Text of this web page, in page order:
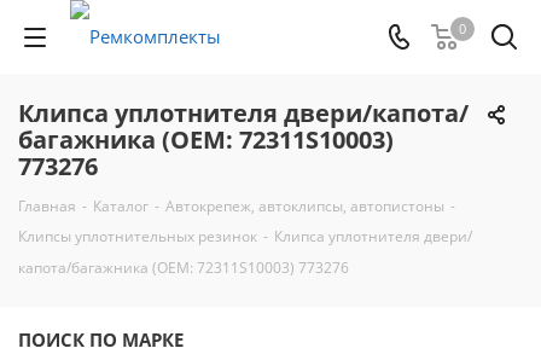
0
Клипса уплотнителя двери/капота/
багажника (OEM: 72311S10003)
773276
Главная - Каталог - Автокрепеж, автоклипсы, автопистоны -
Клипсы уплотнительных резинок - Клипса уплотнителя двери/
капота/багажника (OEM: 72311S10003) 773276
ПОИСК ПО МАРКЕ